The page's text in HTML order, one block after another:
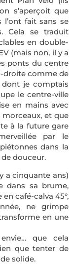
s’aperçoit que
l’ont fait sans se
Cela se traduit
en double-
(mais non, il y a
ponts du centre
droite comme de
dont je comptais
le centre-ville
en mains avec
et que
à la future gare
par le
dans la
douceur.
a cinquante ans)
dans sa brume,
café-calva 45°,
ne grimpe
en une
que cela
que tenter de
solide.